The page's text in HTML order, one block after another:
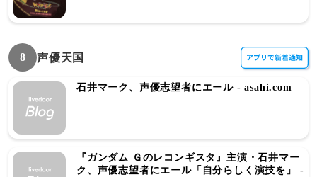
8 声優天国
石井マーク、声優志望者にエール - asahi.com
『ガンダム Ｇのレコンギスタ』主演・石井マー
ク、声優志望者にエール「自分らしく演技を」 -